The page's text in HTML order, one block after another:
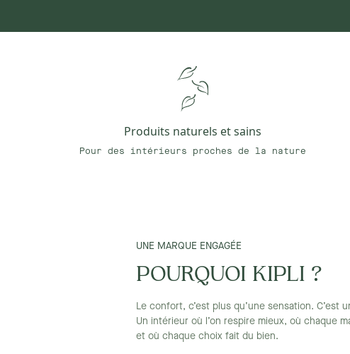
Produits naturels et sains
Pour des intérieurs proches de la nature
UNE MARQUE ENGAGÉE
POURQUOI KIPLI ?
Le confort, c’est plus qu’une sensation. C’est
Un intérieur où l’on respire mieux, où chaque
et où chaque choix fait du bien.